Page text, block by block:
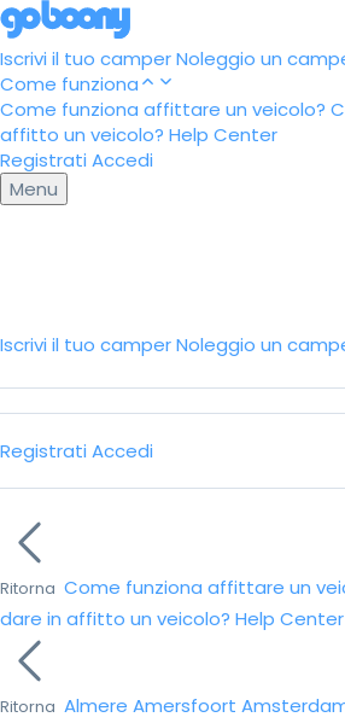
Iscrivi il tuo camperNoleggio un
Come funziona
Come funziona affittare un veicolo?
affitto un veicolo? Help Center
Registrati Accedi
Menu
Iscrivi il tuo camperNoleggio un
Registrati Accedi
Ritorna Come funziona affittare un
dare in affitto un veicolo? Help Center
Ritorna Almere Amersfoort